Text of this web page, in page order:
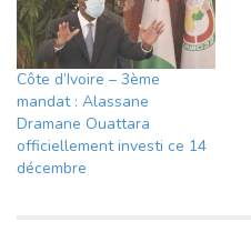
Côte d’Ivoire – 3ème
mandat : Alassane
Dramane Ouattara
officiellement investi ce 14
décembre